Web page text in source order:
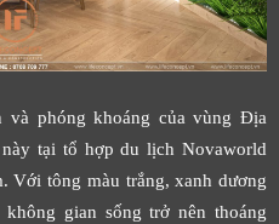
và phóng khoáng của vùng Địa
tại tổ hợp du lịch Novaworld
Với tông màu trắng, xanh dương
gian sống trở nên thoáng